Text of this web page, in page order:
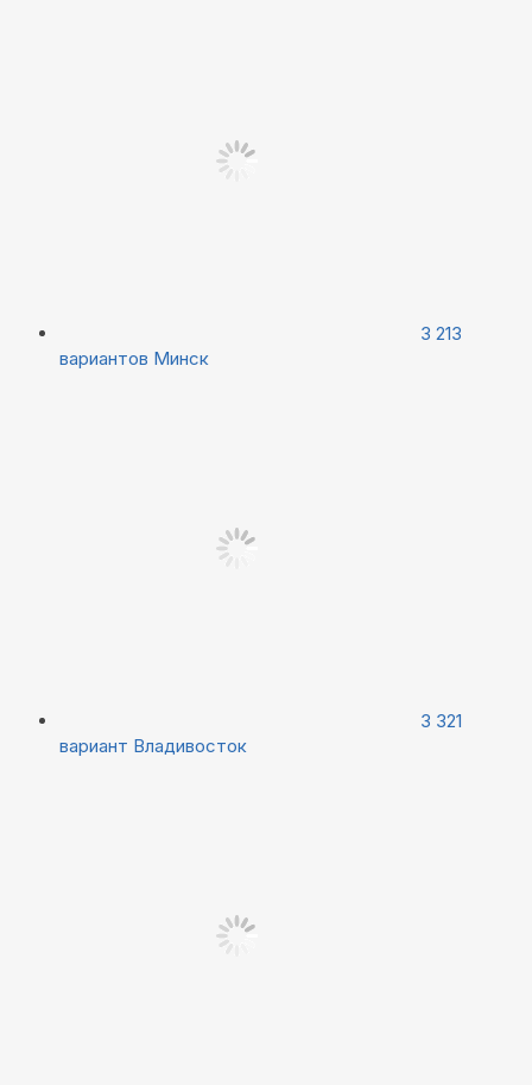
3 213
вариантов Минск
3 321
вариант Владивосток